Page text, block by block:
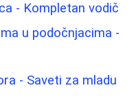
- Kompletan vodič
u podočnjacima -
- Saveti za mladu